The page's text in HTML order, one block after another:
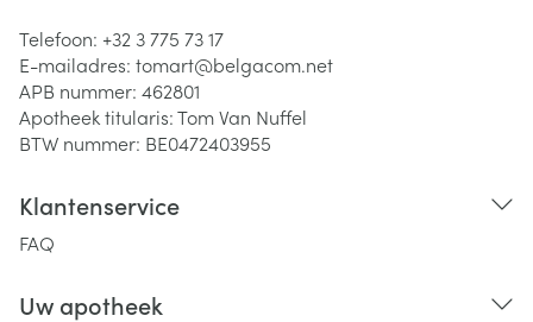
Telefoon: +32 3 775 73 17
E-mailadres: tomart@belgacom.net
APB nummer: 462801
Apotheek titularis:Tom Van Nuffel
BTW nummer: BE0472403955
Klantenservice
FAQ
Uw apotheek